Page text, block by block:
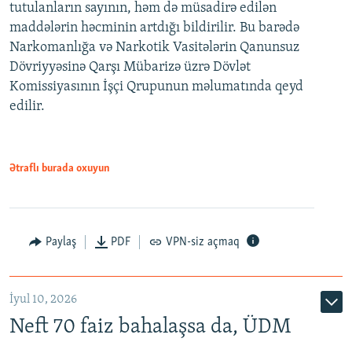
tutulanların sayının, həm də müsadirə edilən
maddələrin həcminin artdığı bildirilir. Bu barədə
Narkomanlığa və Narkotik Vasitələrin Qanunsuz
Dövriyyəsinə Qarşı Mübarizə üzrə Dövlət
Komissiyasının İşçi Qrupunun məlumatında qeyd
edilir.
Ətraflı burada oxuyun
Paylaş PDF VPN-siz açmaq
İyul 10, 2026
Neft 70 faiz bahalaşsa da, ÜDM